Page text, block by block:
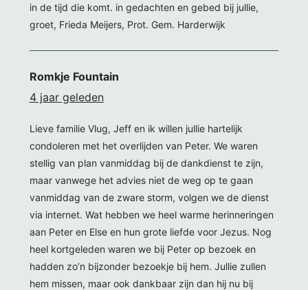
in de tijd die komt. in gedachten en gebed bij jullie,
groet, Frieda Meijers, Prot. Gem. Harderwijk
Romkje Fountain
4 jaar geleden
Lieve familie Vlug, Jeff en ik willen jullie hartelijk
condoleren met het overlijden van Peter. We waren
stellig van plan vanmiddag bij de dankdienst te zijn,
maar vanwege het advies niet de weg op te gaan
vanmiddag van de zware storm, volgen we de dienst
via internet. Wat hebben we heel warme herinneringen
aan Peter en Else en hun grote liefde voor Jezus. Nog
heel kortgeleden waren we bij Peter op bezoek en
hadden zo’n bijzonder bezoekje bij hem. Jullie zullen
hem missen, maar ook dankbaar zijn dan hij nu bij